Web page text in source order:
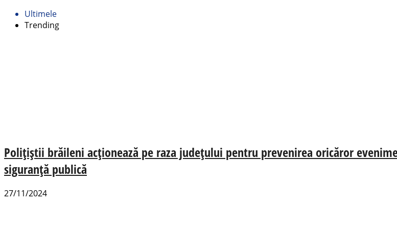
Ultimele
Trending
Polițiștii brăileni acționează pe raza județului pentru prevenirea oricăror
siguranță publică
27/11/2024